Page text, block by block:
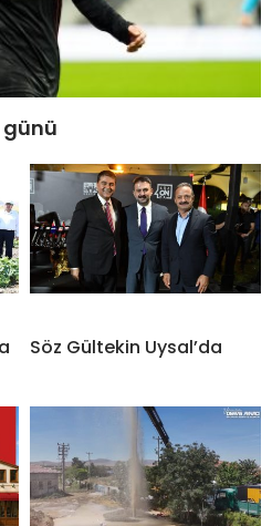
günü
Söz Gültekin Uysal’da